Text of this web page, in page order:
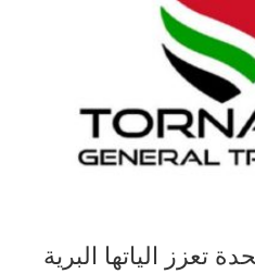
تعزز الياتها البرية